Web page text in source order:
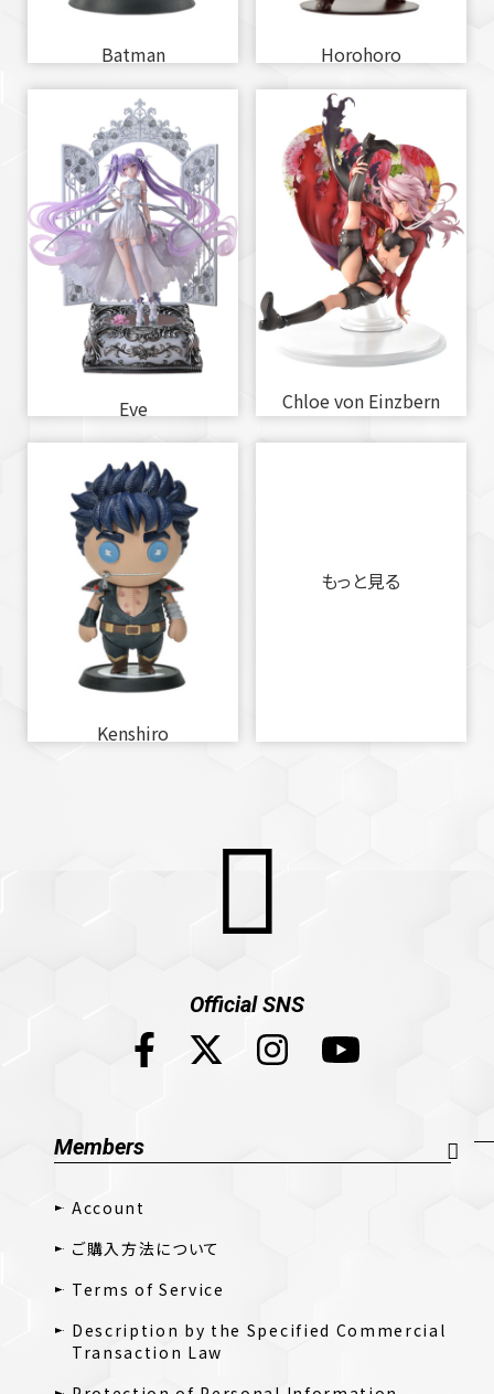
Batman Horohoro
Eve Chloe von Einzbern
Kenshiro
もっと見る
Official SNS
Members
Account
ご購入方法について
Terms of Service
Description by the Specified Commercial
Transaction Law